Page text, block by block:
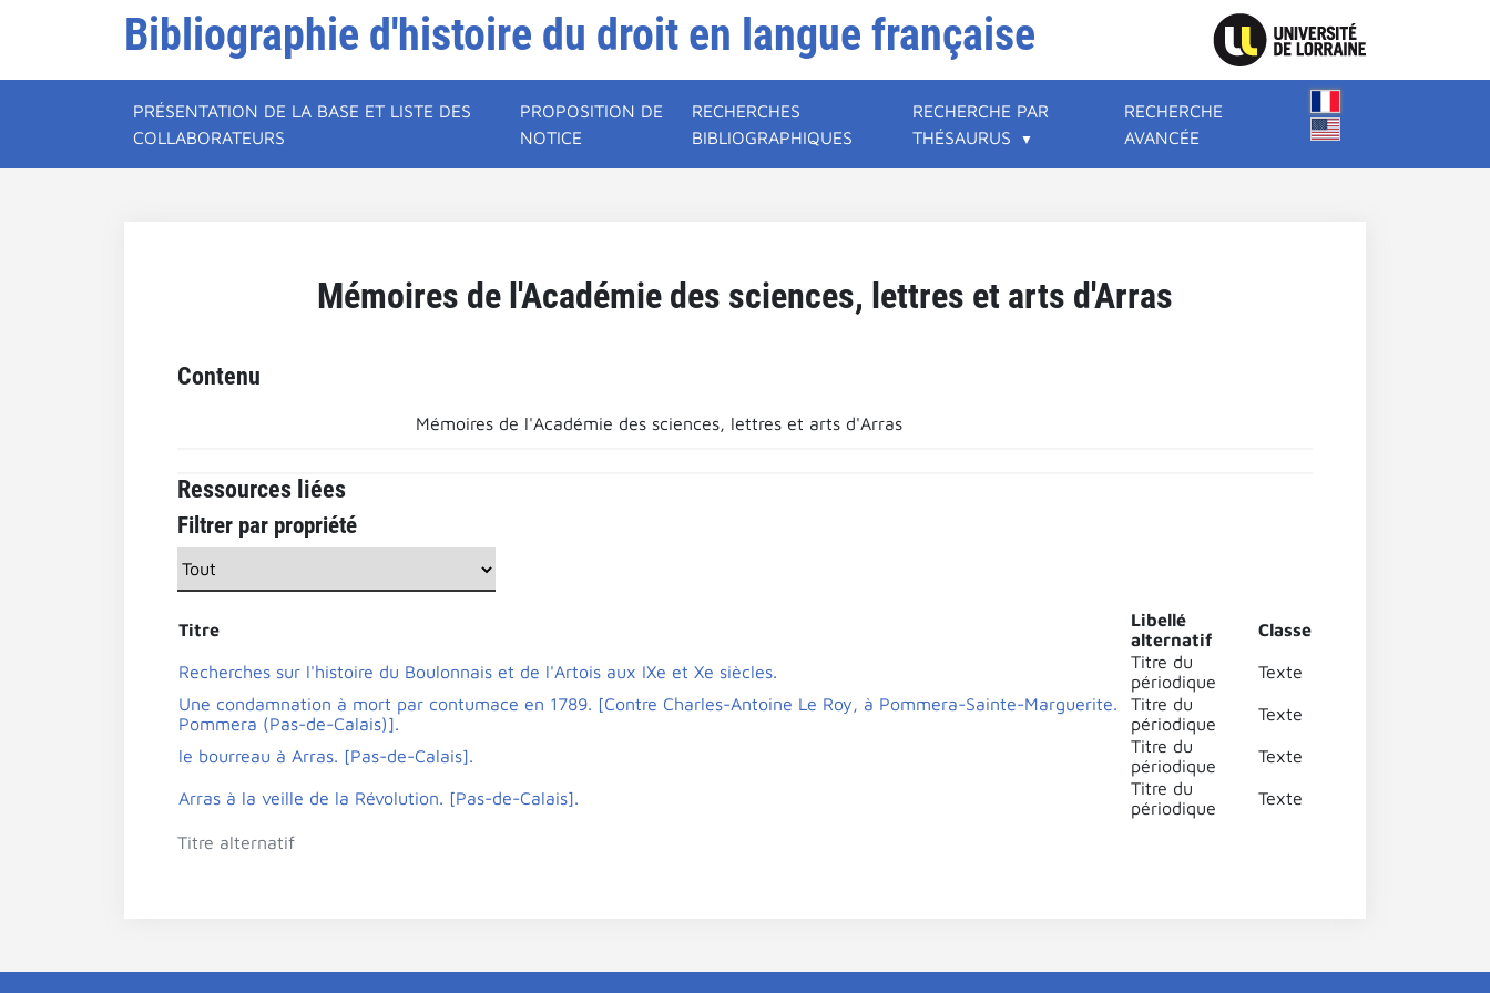
Bibliographie d'histoire du droit en langue française
PRÉSENTATION DE LA BASE ET LISTE DES
COLLABORATEURS
PROPOSITION DE
NOTICE
RECHERCHES
BIBLIOGRAPHIQUES
RECHERCHE PAR
THÉSAURUS
RECHERCHE
AVANCÉE
Mémoires de l'Académie des sciences, lettres et arts d'Arras
Contenu
Mémoires de l'Académie des sciences, lettres et arts d'Arras
Ressources liées
Filtrer par propriété
Titre alternatif
Titre
Libellé
alternatif
Classe
Recherches sur l'histoire du Boulonnais et de l'Artois aux IXe et Xe siècles.
Titre du
périodique
Texte
Une condamnation à mort par contumace en 1789. [Contre Charles-Antoine Le Roy, à Pommera-Sainte-Marguerite.
Pommera (Pas-de-Calais)].
Titre du
périodique
Texte
le bourreau à Arras. [Pas-de-Calais].
Titre du
périodique
Texte
Arras à la veille de la Révolution. [Pas-de-Calais].
Titre du
périodique
Texte